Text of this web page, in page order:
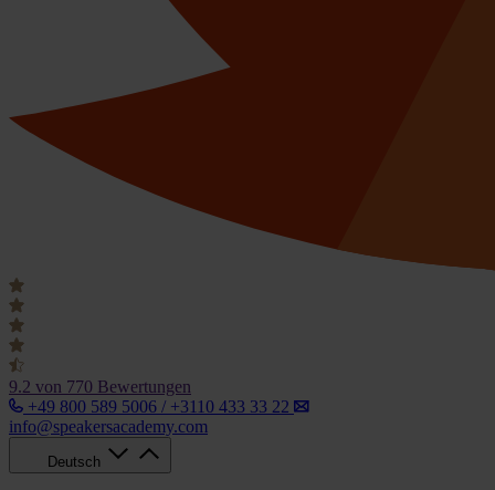
9.2 von 770 Bewertungen
+49 800 589 5006 / +3110 433 33 22
info@speakersacademy.com
Deutsch